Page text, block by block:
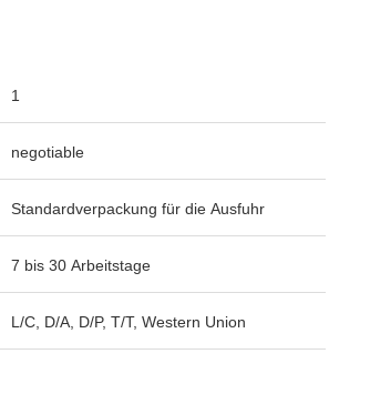
1
negotiable
Standardverpackung für die Ausfuhr
7 bis 30 Arbeitstage
L/C, D/A, D/P, T/T, Western Union